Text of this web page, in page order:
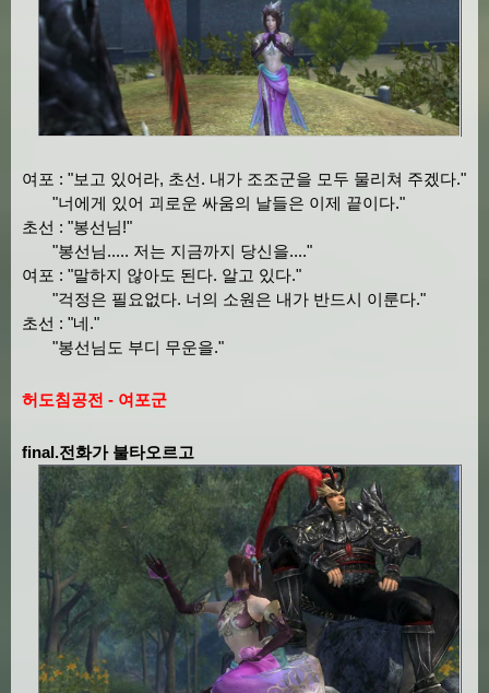
여포 : "보고 있어라, 초선. 내가 조조군을 모두 물리쳐 주겠다."
"너에게 있어 괴로운 싸움의 날들은 이제 끝이다."
초선 : "봉선님!"
"봉선님..... 저는 지금까지 당신을...."
여포 : "말하지 않아도 된다. 알고 있다."
"걱정은 필요없다. 너의 소원은 내가 반드시 이룬다."
초선 : "네."
"봉선님도 부디 무운을."
허도침공전 - 여포군
final.전화가 불타오르고